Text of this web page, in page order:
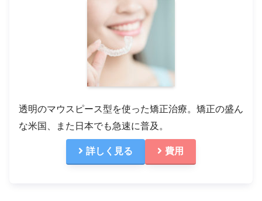
透明のマウスピース型を使った矯正治療。矯正の盛ん
な米国、また日本でも急速に普及。
詳しく見る 費用